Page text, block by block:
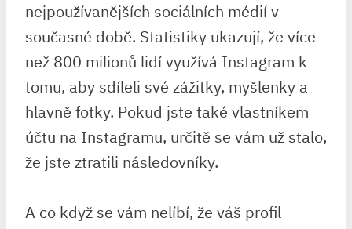
nejpoužívanějších sociálních médií v
současné době. Statistiky ukazují, že více
než 800 milionů lidí využívá Instagram k
tomu, aby sdíleli své zážitky, myšlenky a
hlavně fotky. Pokud jste také vlastníkem
účtu na Instagramu, určitě se vám už stalo,
že jste ztratili následovníky.
A co když se vám nelíbí, že váš profil